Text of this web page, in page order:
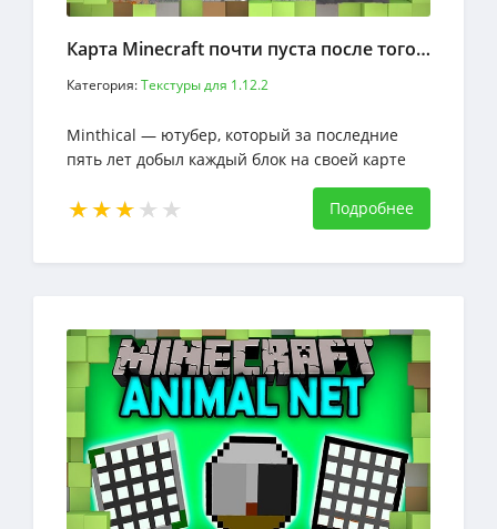
Карта Minecraft почти пуста после того, как игрок провел на ней пять лет... Minthical — ютубер, который за последние пять лет добыл каждый б
Категория:Текстуры для 1.12.2
Minthical — ютубер, который за последние
пять лет добыл каждый блок на своей карте
Minecraft . Для информации, это составляет
более 45 миллионов блоков
Подробнее